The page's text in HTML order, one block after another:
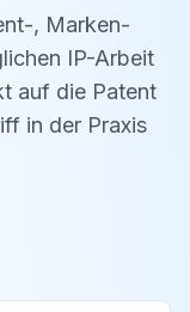
, Marken-
IP-Arbeit
auf die Patent
in der Praxis